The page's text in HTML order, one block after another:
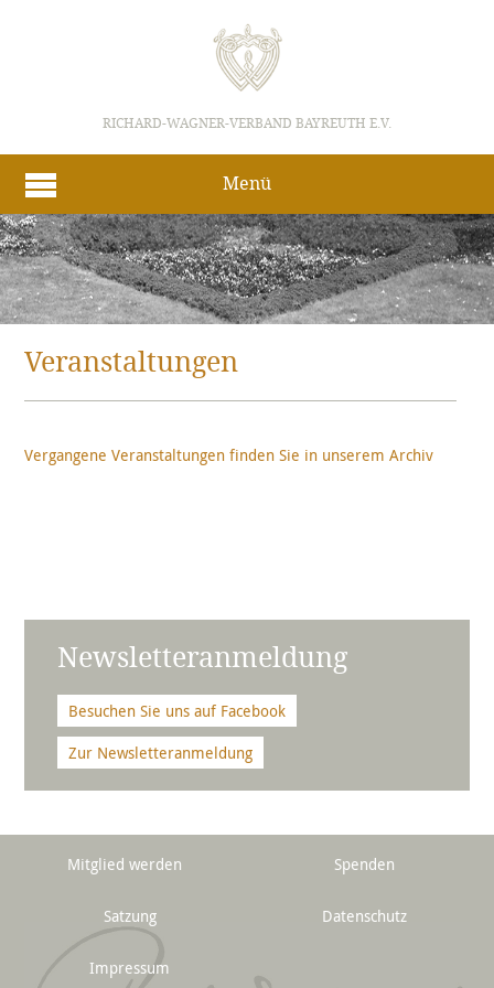
RICHARD-WAGNER-VERBAND BAYREUTH E.V.
Menü
Veranstaltungen
Vergangene Veranstaltungen finden Sie in unserem Archiv
Newsletteranmeldung
Besuchen Sie uns auf Facebook
Zur Newsletteranmeldung
Mitglied werden Spenden
Satzung Datenschutz
Impressum